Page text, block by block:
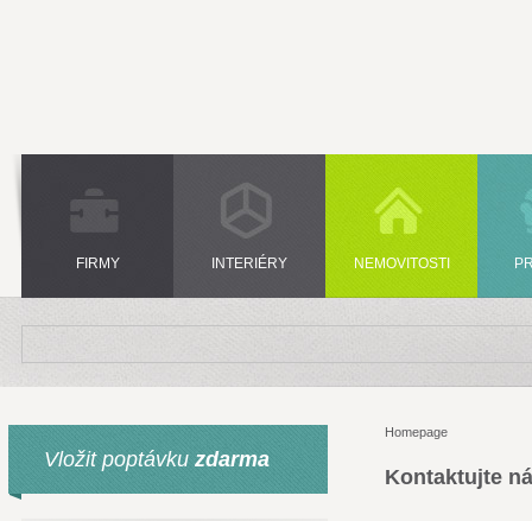
FIRMY INTERIÉRY NEMOVITOSTI
Vložit poptávku zdarma
Homepage
Kontaktujte